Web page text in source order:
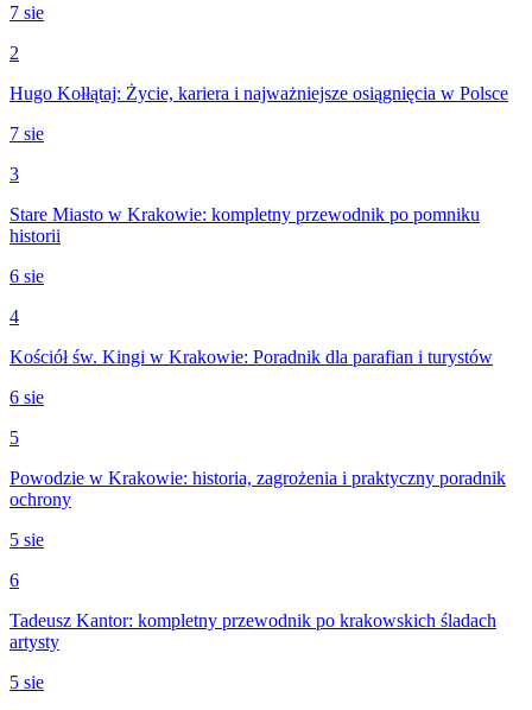
7 sie
2
Hugo Kołłątaj: Życie, kariera i najważniejsze osiągnięcia w Polsce
7 sie
3
Stare Miasto w Krakowie: kompletny przewodnik po pomniku
historii
6 sie
4
Kościół św. Kingi w Krakowie: Poradnik dla parafian i turystów
6 sie
5
Powodzie w Krakowie: historia, zagrożenia i praktyczny poradnik
ochrony
5 sie
6
Tadeusz Kantor: kompletny przewodnik po krakowskich śladach
artysty
5 sie